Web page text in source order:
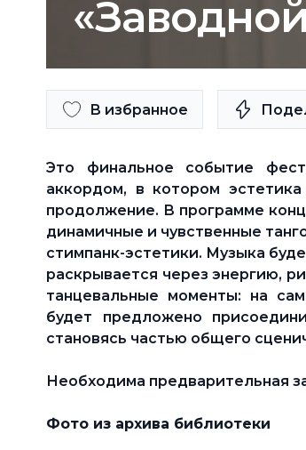
В избранное
Это финальное событие
аккордом, в котором
продолжение. В программе
динамичные и чувственные
стимпанк-эстетики. Музыка
раскрывается через энергию,
танцевальные моменты: на
будет предложено
становясь частью общего
Необходима предварительная
Фото из архива библиотеки